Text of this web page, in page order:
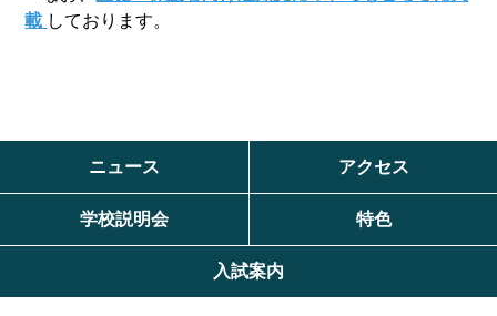
載 しております。
ニュース アクセス
学校説明会 特色
入試案内